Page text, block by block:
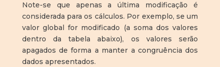
Note-se que apenas a última modificação é
considerada para os cálculos. Por exemplo, se um
valor global for modificado (a soma dos valores
dentro da tabela abaixo), os valores serão
apagados de forma a manter a congruência dos
dados apresentados.